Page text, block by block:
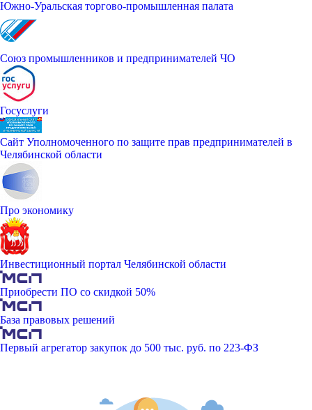
Южно-Уральская торгово-промышленная палата
Союз промышленников и предпринимателей ЧО
Госуслуги
Сайт Уполномоченного по защите прав предпринимателей в
Челябинской области
Про экономику
Инвестиционный портал Челябинской области
Приобрести ПО со скидкой 50%
База правовых решений
Первый агрегатор закупок до 500 тыс. руб. по 223-ФЗ